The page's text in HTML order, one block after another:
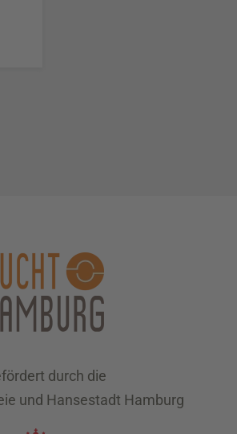
durch die
und Hansestadt Hamburg